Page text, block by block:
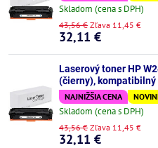
Skladom (cena s DPH)
32,11 €
43,56 € Zľava 11,45 €
Laserový toner HP
(čierny), kompatibilný
NAJNIŽŠIA CENA
Skladom (cena s DPH)
32,11 €
43,56 € Zľava 11,45 €